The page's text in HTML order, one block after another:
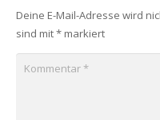
Deine E-Mail-Adresse wird
sind mit*markiert